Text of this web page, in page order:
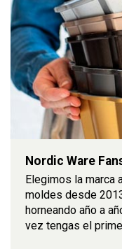
Nordic Ware
Elegimos la marca
moldes desde
horneando año a
vez tengas el